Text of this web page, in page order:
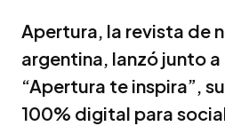
Apertura, la revista de
argentina, lanzó junto a
“Apertura te inspira”,
100% digital para